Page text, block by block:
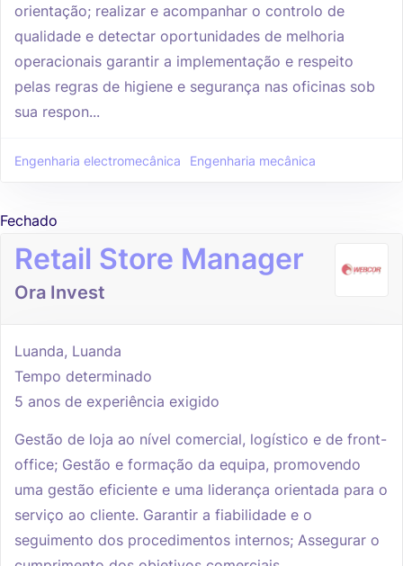
orientação; realizar e acompanhar o controlo de
qualidade e detectar oportunidades de melhoria
operacionais garantir a implementação e respeito
pelas regras de higiene e segurança nas oficinas sob
sua respon...
Engenharia electromecânica Engenharia mecânica
Fechado
Retail Store Manager
Ora Invest
Luanda, Luanda
Tempo determinado
5 anos de experiência exigido
Gestão de loja ao nível comercial, logístico e de front-
office; Gestão e formação da equipa, promovendo
uma gestão eficiente e uma liderança orientada para o
serviço ao cliente. Garantir a fiabilidade e o
seguimento dos procedimentos internos; Assegurar o